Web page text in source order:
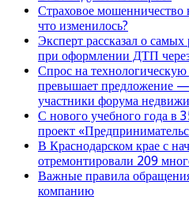
Страховое мошенничество
что изменилось?
Эксперт рассказал о
при оформлении ДТП
Спрос на
превышает предложение
участники форума
С нового учебного года в
проект
В Краснодарском крае с
отремонтировали 209
Важные правила
компанию